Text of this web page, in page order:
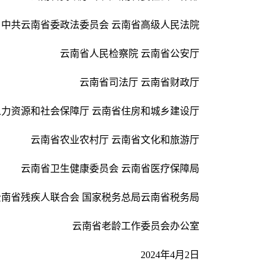
中共云南省委政法委员会 云南省高级人民法院
云南省人民检察院 云南省公安厅
云南省司法厅 云南省财政厅
资源和社会保障厅 云南省住房和城乡建设厅
云南省农业农村厅 云南省文化和旅游厅
云南省卫生健康委员会 云南省医疗保障局
省残疾人联合会 国家税务总局云南省税务局
云南省老龄工作委员会办公室
2024年4月2日